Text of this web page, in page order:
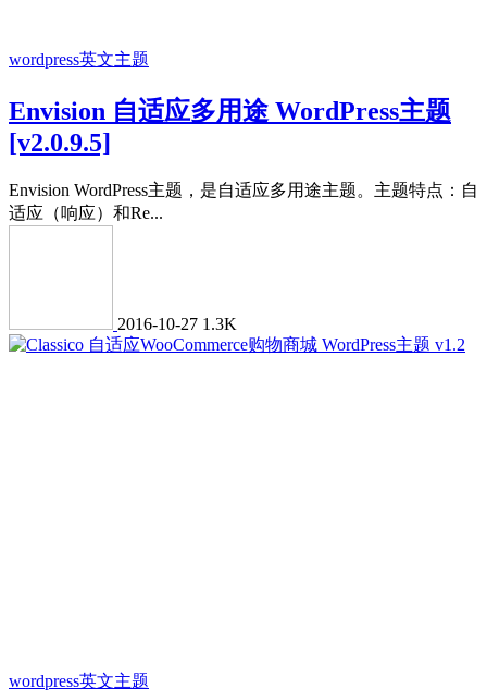
wordpress英文主题
Envision 自适应多用途 WordPress主题
[v2.0.9.5]
Envision WordPress主题，是自适应多用途主题。主题特点：自
适应（响应）和Re...
2016-10-27 1.3K
wordpress英文主题